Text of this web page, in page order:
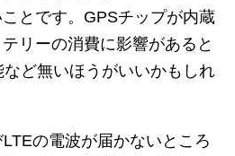
とです。GPSチップが内蔵
リーの消費に影響があると
ど無いほうがいいかもしれ
の電波が届かないところ